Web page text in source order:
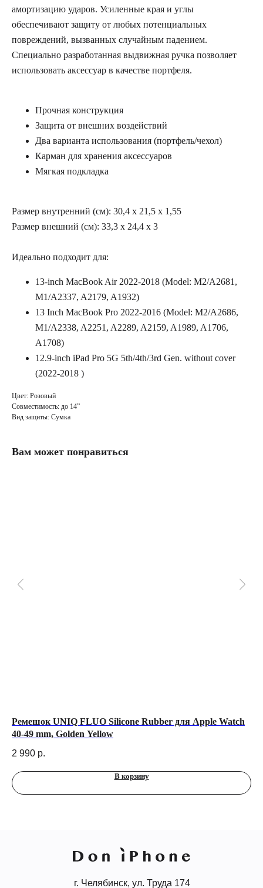
амортизацию ударов. Усиленные края и углы
обеспечивают защиту от любых потенциальных
повреждений, вызванных случайным падением.
Специально разработанная выдвижная ручка позволяет
использовать аксессуар в качестве портфеля.
Прочная конструкция
Защита от внешних воздействий
Два варианта использования (портфель/чехол)
Карман для хранения аксессуаров
Мягкая подкладка
Размер внутренний (см): 30,4 х 21,5 х 1,55
Размер внешний (см): 33,3 x 24,4 x 3
Идеально подходит для:
13-inch MacBook Air 2022-2018 (Model: M2/A2681,
M1/A2337, A2179, A1932)
13 Inch MacBook Pro 2022-2016 (Model: M2/A2686,
M1/A2338, A2251, A2289, A2159, A1989, A1706,
A1708)
12.9-inch iPad Pro 5G 5th/4th/3rd Gen. without cover
(2022-2018 )
Цвет: Розовый
Совместимость: до 14”
Вид защиты: Сумка
Вам может понравиться
Ремешок UNIQ FLUO Silicone Rubber для Apple Watch
40-49 mm, Golden Yellow
2 990 р.
В корзину
г. Челябинск, ул. Труда 174